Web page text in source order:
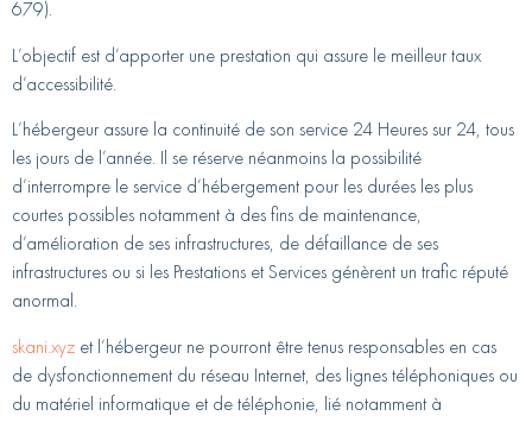
679).
L’objectif est d’apporter une prestation qui assure le meilleur taux
d’accessibilité.
L’hébergeur assure la continuité de son service 24 Heures sur 24, tous
les jours de l’année. Il se réserve néanmoins la possibilité
d’interrompre le service d’hébergement pour les durées les plus
courtes possibles notamment à des fins de maintenance,
d’amélioration de ses infrastructures, de défaillance de ses
infrastructures ou si les Prestations et Services génèrent un trafic réputé
anormal.
skani.xyz et l’hébergeur ne pourront être tenus responsables en cas
de dysfonctionnement du réseau Internet, des lignes téléphoniques ou
du matériel informatique et de téléphonie, lié notamment à